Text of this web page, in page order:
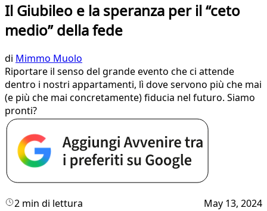
Il Giubileo e la speranza per il “ceto
medio” della fede
di Mimmo Muolo
Riportare il senso del grande evento che ci attende
dentro i nostri appartamenti, lì dove servono più che mai
(e più che mai concretamente) fiducia nel futuro. Siamo
pronti?
2 min di lettura May 13, 2024